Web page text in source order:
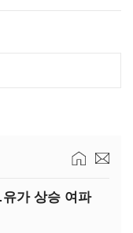
가 상승 여파